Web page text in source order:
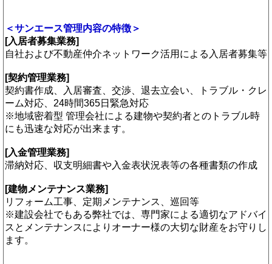
＜サンエース管理内容の特徴＞
[入居者募集業務]
自社および不動産仲介ネットワーク活用による入居者募集等
[契約管理業務]
契約書作成、入居審査、交渉、退去立会い、トラブル・クレ
ーム対応、24時間365日緊急対応
※地域密着型 管理会社による建物や契約者とのトラブル時
にも迅速な対応が出来ます。
[入金管理業務]
滞納対応、収支明細書や入金表状況表等の各種書類の作成
[建物メンテナンス業務]
リフォーム工事、定期メンテナンス、巡回等
※建設会社でもある弊社では、専門家による適切なアドバイ
スとメンテナンスによりオーナー様の大切な財産をお守りし
ます。